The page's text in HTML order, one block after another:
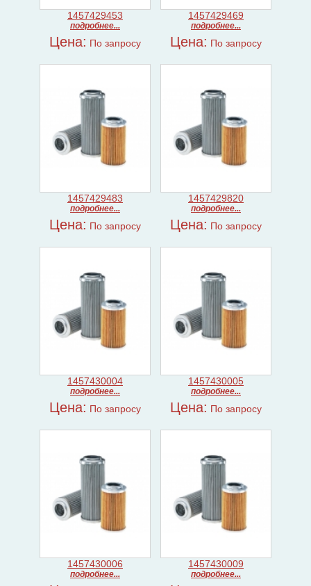
1457429453
подробнее...
Цена: По запросу
1457429469
подробнее...
Цена: По запросу
1457429483
подробнее...
Цена: По запросу
1457429820
подробнее...
Цена: По запросу
1457430004
подробнее...
Цена: По запросу
1457430005
подробнее...
Цена: По запросу
1457430006
подробнее...
1457430009
подробнее...